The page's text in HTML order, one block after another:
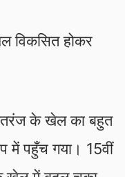
विकसित होकर
शतरंज के खेल का बहुत
में पहुँच गया। 15वीं